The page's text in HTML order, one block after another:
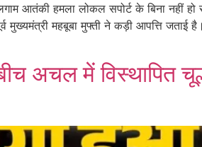
आतंकी हमला लोकल सपोर्ट के बिना
महबूबा मुफ्ती ने कड़ी आपत्ति
में विस्थापित